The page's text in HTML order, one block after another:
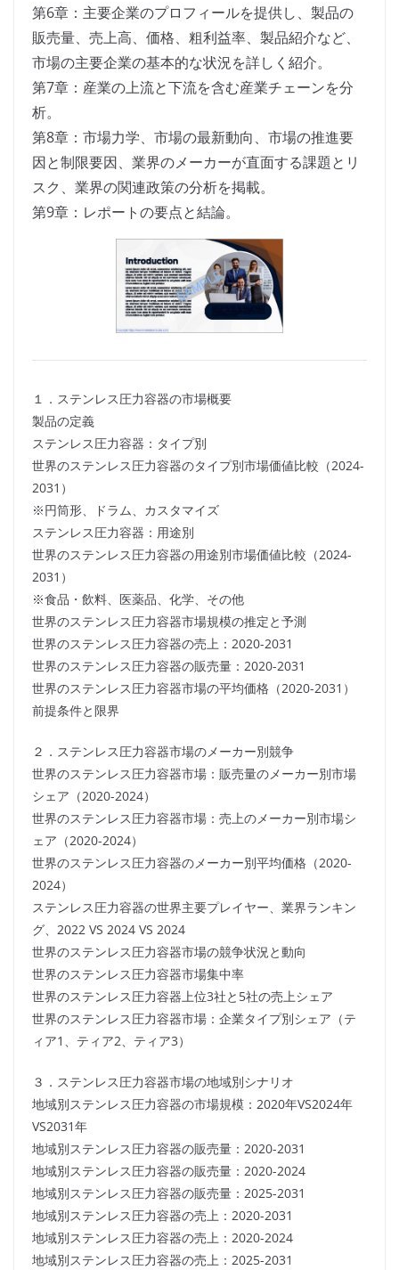
第6章：主要企業のプロフィールを提供し、製品の
販売量、売上高、価格、粗利益率、製品紹介など、
市場の主要企業の基本的な状況を詳しく紹介。
第7章：産業の上流と下流を含む産業チェーンを分
析。
第8章：市場力学、市場の最新動向、市場の推進要
因と制限要因、業界のメーカーが直面する課題とリ
スク、業界の関連政策の分析を掲載。
第9章：レポートの要点と結論。
１．ステンレス圧力容器の市場概要
製品の定義
ステンレス圧力容器：タイプ別
世界のステンレス圧力容器のタイプ別市場価値比較（2024-
2031）
※円筒形、ドラム、カスタマイズ
ステンレス圧力容器：用途別
世界のステンレス圧力容器の用途別市場価値比較（2024-
2031）
※食品・飲料、医薬品、化学、その他
世界のステンレス圧力容器市場規模の推定と予測
世界のステンレス圧力容器の売上：2020-2031
世界のステンレス圧力容器の販売量：2020-2031
世界のステンレス圧力容器市場の平均価格（2020-2031）
前提条件と限界
２．ステンレス圧力容器市場のメーカー別競争
世界のステンレス圧力容器市場：販売量のメーカー別市場
シェア（2020-2024）
世界のステンレス圧力容器市場：売上のメーカー別市場シ
ェア（2020-2024）
世界のステンレス圧力容器のメーカー別平均価格（2020-
2024）
ステンレス圧力容器の世界主要プレイヤー、業界ランキン
グ、2022 VS 2024 VS 2024
世界のステンレス圧力容器市場の競争状況と動向
世界のステンレス圧力容器市場集中率
世界のステンレス圧力容器上位3社と5社の売上シェア
世界のステンレス圧力容器市場：企業タイプ別シェア（テ
ィア1、ティア2、ティア3）
３．ステンレス圧力容器市場の地域別シナリオ
地域別ステンレス圧力容器の市場規模：2020年VS2024年
VS2031年
地域別ステンレス圧力容器の販売量：2020-2031
地域別ステンレス圧力容器の販売量：2020-2024
地域別ステンレス圧力容器の販売量：2025-2031
地域別ステンレス圧力容器の売上：2020-2031
地域別ステンレス圧力容器の売上：2020-2024
地域別ステンレス圧力容器の売上：2025-2031